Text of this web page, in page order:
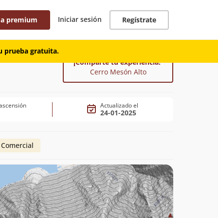
premium Iniciar sesión Regístrate
prueba gratuita.
¡Comparte tu experiencia!
Cerro Mesón Alto
Actualizado el
24-01-2025